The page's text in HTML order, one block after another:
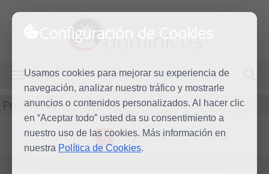
Configuración de Cookies
Usamos cookies para mejorar su experiencia de
navegación, analizar nuestro tráfico y mostrarle
anuncios o contenidos personalizados. Al hacer clic
en “Aceptar todo” usted da su consentimiento a
nuestro uso de las cookies. Más información en
nuestra Política de Cookies.
dominicos
MENÚ
Predicación
L M X J V S D